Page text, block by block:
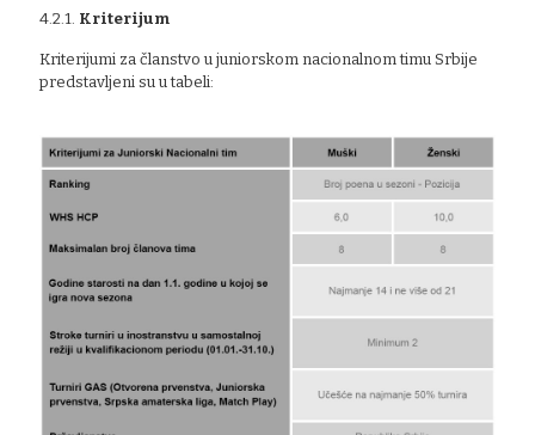
4.2.1. Kriterijum
Kriterijumi za članstvo u juniorskom nacionalnom timu Srbije
predstavljeni su u tabeli: